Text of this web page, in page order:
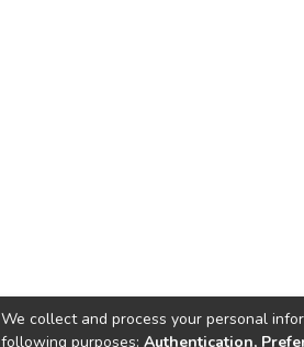
We collect and process your personal
following purposes: Authentication,